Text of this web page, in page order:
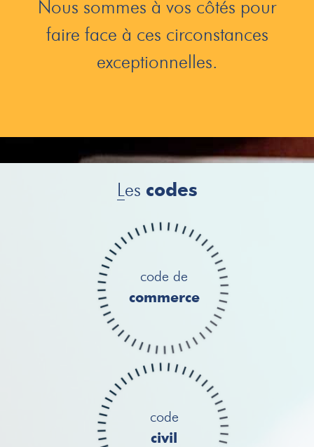
Nous sommes à vos côtés pour
faire face à ces circonstances
exceptionnelles.
Les codes
code de
commerce
code
civil